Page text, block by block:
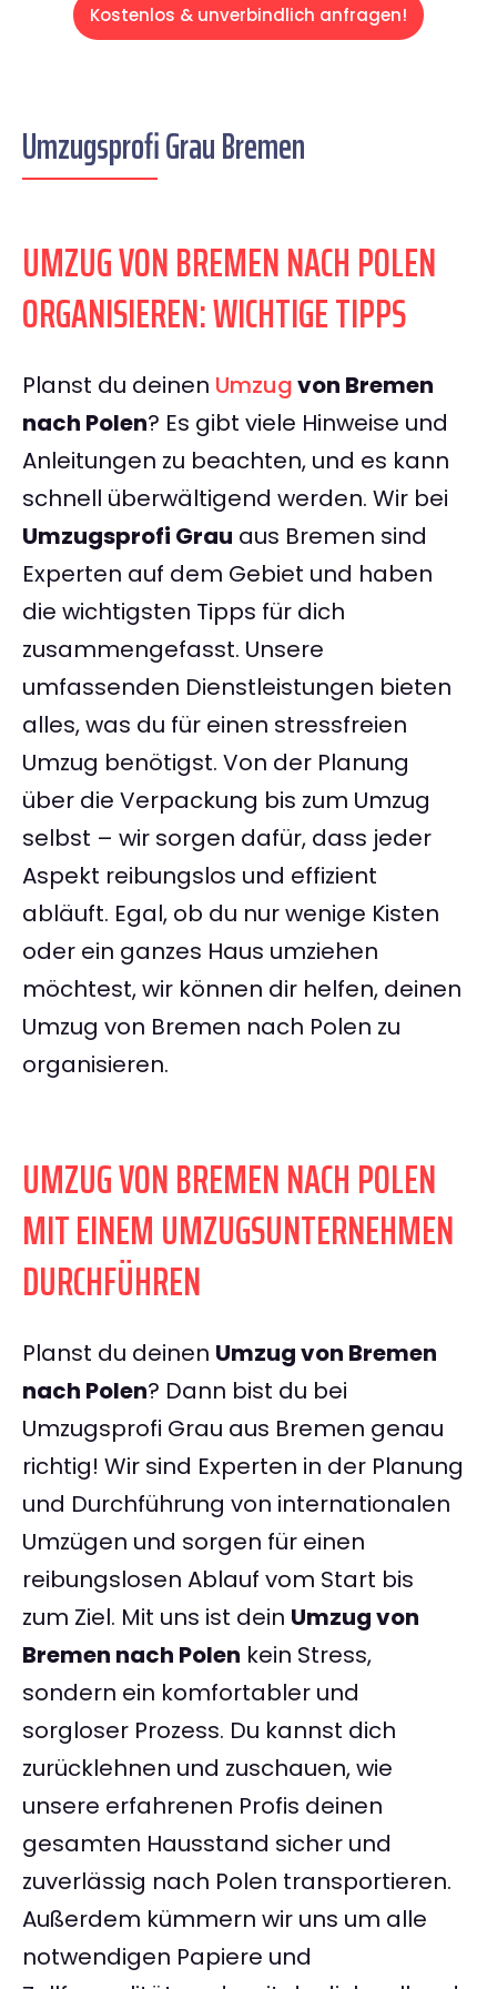
Kostenlos & unverbindlich anfragen!
Umzugsprofi Grau Bremen
UMZUG VON BREMEN NACH POLEN
ORGANISIEREN: WICHTIGE TIPPS
Planst du deinen Umzugvon Bremen
nach Polen? Es gibt viele Hinweise und
Anleitungen zu beachten, und es kann
schnell überwältigend werden. Wir bei
Umzugsprofi Grau aus Bremen sind
Experten auf dem Gebiet und haben
die wichtigsten Tipps für dich
zusammengefasst. Unsere
umfassenden Dienstleistungen bieten
alles, was du für einen stressfreien
Umzug benötigst. Von der Planung
über die Verpackung bis zum Umzug
selbst – wir sorgen dafür, dass jeder
Aspekt reibungslos und effizient
abläuft. Egal, ob du nur wenige Kisten
oder ein ganzes Haus umziehen
möchtest, wir können dir helfen, deinen
Umzug von Bremen nach Polen zu
organisieren.
UMZUG VON BREMEN NACH POLEN
MIT EINEM UMZUGSUNTERNEHMEN
DURCHFÜHREN
Planst du deinen Umzug von Bremen
nach Polen? Dann bist du bei
Umzugsprofi Grau aus Bremen genau
richtig! Wir sind Experten in der Planung
und Durchführung von internationalen
Umzügen und sorgen für einen
reibungslosen Ablauf vom Start bis
zum Ziel. Mit uns ist dein Umzug von
Bremen nach Polen kein Stress,
sondern ein komfortabler und
sorgloser Prozess. Du kannst dich
zurücklehnen und zuschauen, wie
unsere erfahrenen Profis deinen
gesamten Hausstand sicher und
zuverlässig nach Polen transportieren.
Außerdem kümmern wir uns um alle
notwendigen Papiere und